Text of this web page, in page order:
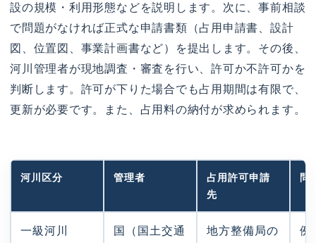
設の規模・利用形態などを説明します。次に、事前相談
で問題がなければ正式な申請書類（占用申請書、設計
図、位置図、事業計画書など）を提出します。その後、
河川管理者が現地調査・審査を行い、許可か不許可かを
判断します。許可が下りた場合でも占用期間は有限で、
更新が必要です。また、占用料の納付が求められます。
河川区分 管理者
占用許可申請
先
問
一級河川
国（国土交通
地方整備局の
例